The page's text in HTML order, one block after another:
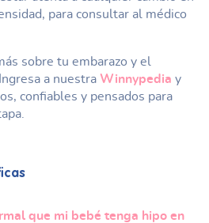
para consultar al médico
sobre tu embarazo y el
a nuestra Winnypedia y
confiables y pensados para
que mi bebé tenga hipo en